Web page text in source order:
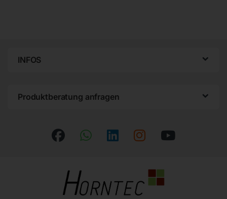
INFOS
Produktberatung anfragen